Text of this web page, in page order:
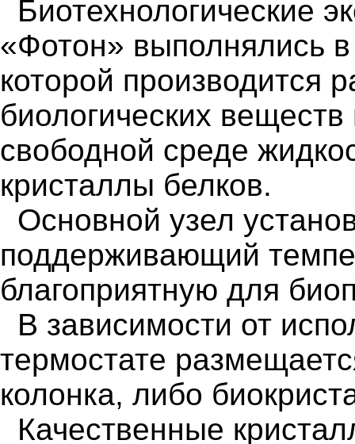
Биотехнологические
«Фотон» выполнялись
которой производится
биологических
свободной среде
кристаллы белков.
Основной узел
поддерживающий
благоприятную для
В зависимости от
термостате
колонка, либо
Качественные